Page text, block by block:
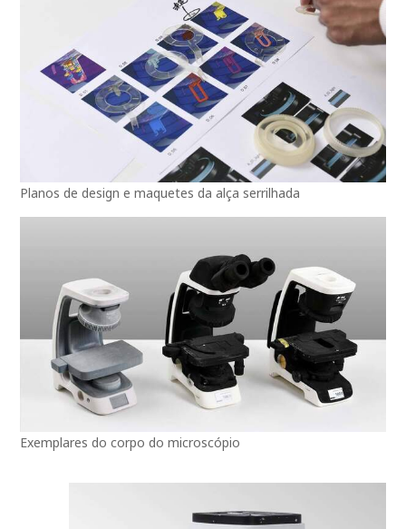
Planos de design e maquetes da alça serrilhada
Exemplares do corpo do microscópio